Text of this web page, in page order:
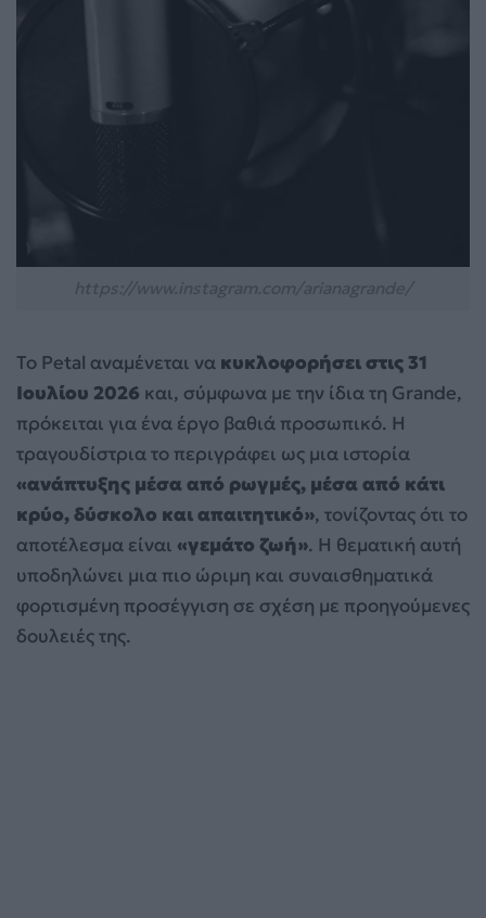
Το Petal αναμένεται να κυκλοφορήσει στις 31
Ιουλίου 2026 και, σύμφωνα με την ίδια τη Grande,
πρόκειται για ένα έργο βαθιά προσωπικό. Η
τραγουδίστρια το περιγράφει ως μια ιστορία
«ανάπτυξης μέσα από ρωγμές, μέσα από κάτι
κρύο, δύσκολο και απαιτητικό», τονίζοντας ότι το
αποτέλεσμα είναι «γεμάτο ζωή». Η θεματική αυτή
υποδηλώνει μια πιο ώριμη και συναισθηματικά
φορτισμένη προσέγγιση σε σχέση με προηγούμενες
δουλειές της.